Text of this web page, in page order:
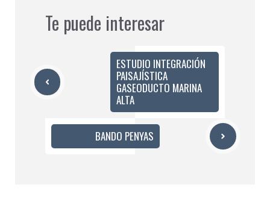
Te puede interesar
ESTUDIO INTEGRACIÓN
PAISAJÍSTICA
GASEODUCTO MARINA
ALTA
BANDO PENYAS